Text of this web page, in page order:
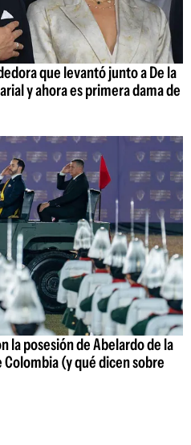
que levantó junto a De la
y ahora es primera dama de
la posesión de Abelardo de la
(y qué dicen sobre